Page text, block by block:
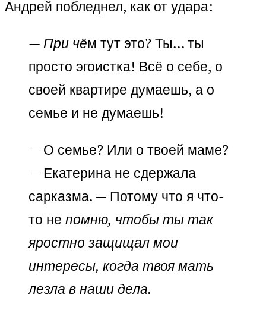
Андрей побледнел, как от удара:
— При чём тут это? Ты… ты
просто эгоистка! Всё о себе, о
своей квартире думаешь, а о
семье и не думаешь!
— О семье? Или о твоей маме?
— Екатерина не сдержала
сарказма. — Потому что я что-
то не помню, чтобы ты так
яростно защищал мои
интересы, когда твоя мать
лезла в наши дела.